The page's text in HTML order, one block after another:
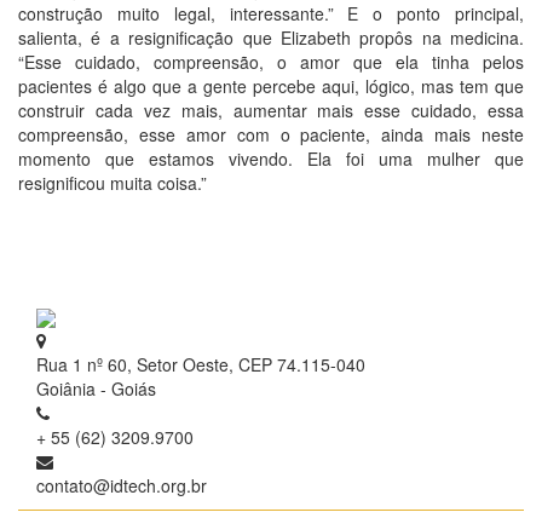
construção muito legal, interessante.” E o ponto principal,
salienta, é a resignificação que Elizabeth propôs na medicina.
“Esse cuidado, compreensão, o amor que ela tinha pelos
pacientes é algo que a gente percebe aqui, lógico, mas tem que
construir cada vez mais, aumentar mais esse cuidado, essa
compreensão, esse amor com o paciente, ainda mais neste
momento que estamos vivendo. Ela foi uma mulher que
resignificou muita coisa.”
Rua 1 nº 60, Setor Oeste, CEP 74.115-040
Goiânia - Goiás
+ 55 (62) 3209.9700
contato@idtech.org.br